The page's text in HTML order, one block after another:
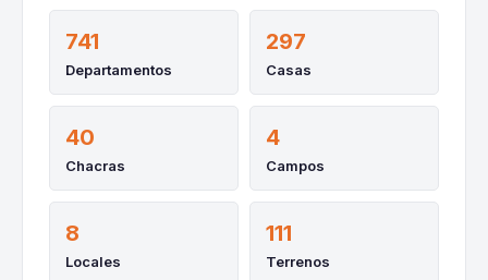
741
Departamentos
297
Casas
40
Chacras
4
Campos
8
Locales
111
Terrenos